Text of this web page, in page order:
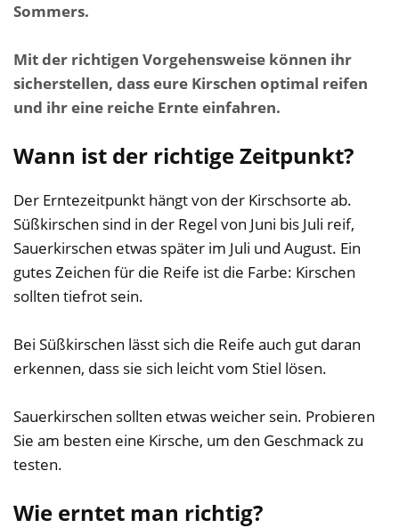
Sommers.
Mit der richtigen Vorgehensweise können ihr
sicherstellen, dass eure Kirschen optimal reifen
und ihr eine reiche Ernte einfahren.
Wann ist der richtige Zeitpunkt?
Der Erntezeitpunkt hängt von der Kirschsorte ab.
Süßkirschen sind in der Regel von Juni bis Juli reif,
Sauerkirschen etwas später im Juli und August. Ein
gutes Zeichen für die Reife ist die Farbe: Kirschen
sollten tiefrot sein.
Bei Süßkirschen lässt sich die Reife auch gut daran
erkennen, dass sie sich leicht vom Stiel lösen.
Sauerkirschen sollten etwas weicher sein. Probieren
Sie am besten eine Kirsche, um den Geschmack zu
testen.
Wie erntet man richtig?